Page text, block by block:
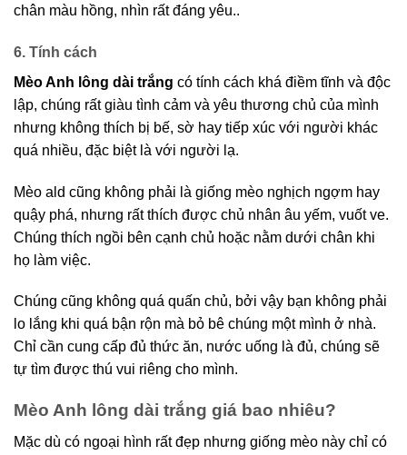
chân màu hồng, nhìn rất đáng yêu..
6. Tính cách
Mèo Anh lông dài trắng có tính cách khá điềm tĩnh và độc
lập, chúng rất giàu tình cảm và yêu thương chủ của mình
nhưng không thích bị bế, sờ hay tiếp xúc với người khác
quá nhiều, đặc biệt là với người lạ.
Mèo ald cũng không phải là giống mèo nghịch ngợm hay
quậy phá, nhưng rất thích được chủ nhân âu yếm, vuốt ve.
Chúng thích ngồi bên cạnh chủ hoặc nằm dưới chân khi
họ làm việc.
Chúng cũng không quá quấn chủ, bởi vậy bạn không phải
lo lắng khi quá bận rộn mà bỏ bê chúng một mình ở nhà.
Chỉ cần cung cấp đủ thức ăn, nước uống là đủ, chúng sẽ
tự tìm được thú vui riêng cho mình.
Mèo Anh lông dài trắng giá bao nhiêu?
Mặc dù có ngoại hình rất đẹp nhưng giống mèo này chỉ có